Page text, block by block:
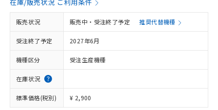
在庫/販売状況 ご利用条件
販売状況 販売中・受注終了予定 推奨代替機種
受注終了予定 2027年6月
機種区分 受注生産機種
在庫状況
標準価格(税別) ¥ 2,900